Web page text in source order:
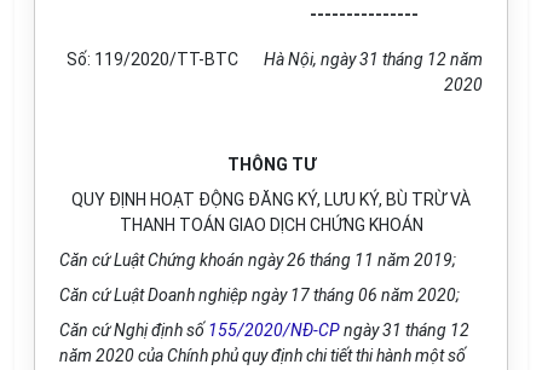
---------------
Số: 119/2020/TT-BTC
Hà Nội, ngày 31 tháng 12 năm
2020
THÔNG TƯ
QUY ĐỊNH HOẠT ĐỘNG ĐĂNG KÝ, LƯU KÝ, BÙ TRỪ VÀ
THANH TOÁN GIAO DỊCH CHỨNG KHOÁN
Căn cứ Luật Chứng khoán ngày 26 tháng 11 năm 2019;
Căn cứ Luật Doanh nghiệp ngày 17 tháng 06 năm 2020;
Căn cứ Nghị định số 155/2020/NĐ-CPngày 31 tháng 12
năm 2020 của Chính phủ quy định chi tiết thi hành một số